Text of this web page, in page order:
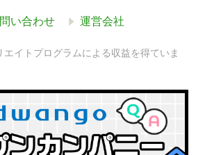
い合わせ 運営会社
イトプログラムによる収益を得ていま